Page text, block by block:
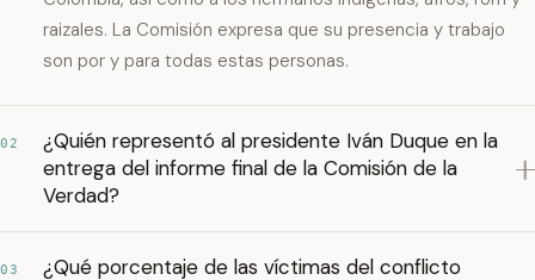
raizales. La Comisión expresa que su presencia y trabajo
son por y para todas estas personas.
02
¿Quién representó al presidente Iván Duque en la
entrega del informe final de la Comisión de la
Verdad?
03
¿Qué porcentaje de las víctimas del conflicto